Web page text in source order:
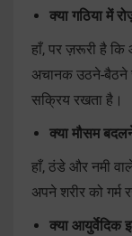
क्या गठिया में
हाँ, पर ज़रूरी है
अचानक उठने-बैठने
सक्रिय रखता है।
क्या मौसम
हाँ, ठंडे और नमी
अपने शरीर को
क्या आयुर्वेदिक